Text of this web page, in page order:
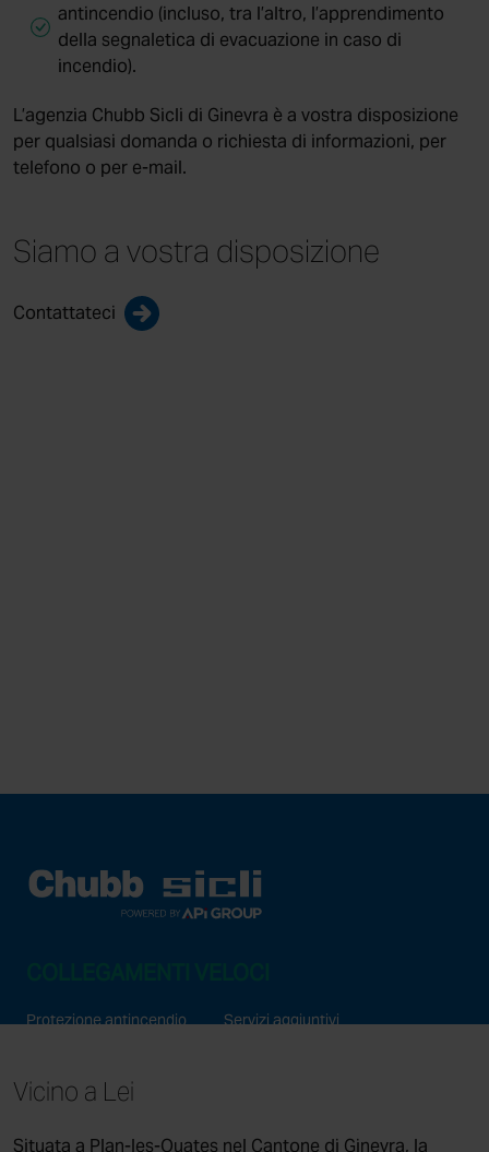
Vicino a Lei
Situata a Plan-les-Ouates nel Cantone di Ginevra, la
antincendio (incluso, tra l’altro, l’apprendimento
della segnaletica di evacuazione in caso di
incendio).
L’agenzia Chubb Sicli di Ginevra è a vostra disposizione
per qualsiasi domanda o richiesta di informazioni, per
telefono o per e-mail.
Siamo a vostra disposizione
Contattateci
Protezione antincendio
Consulenza e formazione
Servizi aggiuntivi